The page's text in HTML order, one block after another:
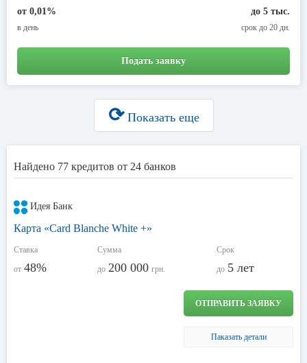
от 0,01%
в день
до 5 тыс.
срок до 20 дн.
Подать заявку
⟳Показать еще
Найдено 77 кредитов от 24 банков
Идея Банк
Карта «Card Blanche White +»
Ставка
от 48%
Сумма
до 200 000 грн.
Срок
до 5 лет
ОТПРАВИТЬ ЗАЯВКУ
Паказать детали